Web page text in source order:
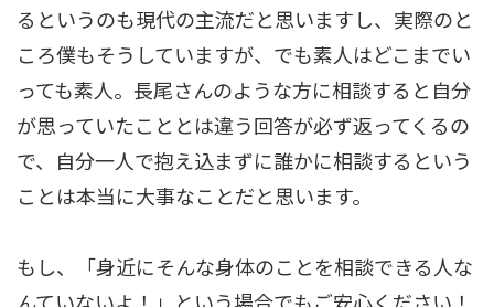
るというのも現代の主流だと思いますし、実際のと
ころ僕もそうしていますが、でも素人はどこまでい
っても素人。長尾さんのような方に相談すると自分
が思っていたこととは違う回答が必ず返ってくるの
で、自分一人で抱え込まずに誰かに相談するという
ことは本当に大事なことだと思います。
もし、「身近にそんな身体のことを相談できる人な